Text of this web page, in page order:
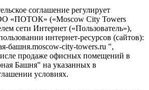
соглашение регулирует
«ПОТОК» («Moscow City Towers
сети Интернет («Пользователь»),
интернет-ресурсов (сайтов):
башня.moscow-city-towers.ru ",
продаже офисных помещений в
Башня" на указанных в
условиях.